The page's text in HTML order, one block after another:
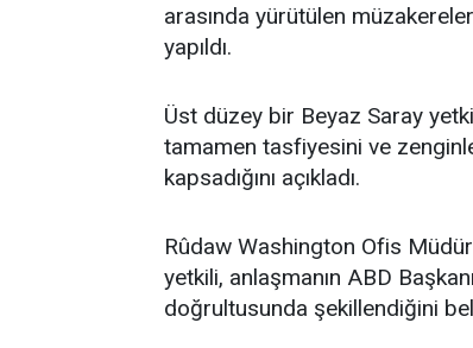
arasında yürütülen
yapıldı.
Üst düzey bir Beyaz Saray
tamamen tasfiyesini ve
kapsadığını açıkladı.
Rûdaw Washington Ofis
yetkili, anlaşmanın ABD
doğrultusunda şekillendiğini